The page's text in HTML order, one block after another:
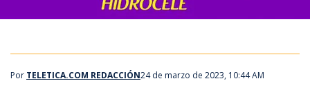
Por TELETICA.COM REDACCIÓN24 de marzo de 2023, 10:44 AM